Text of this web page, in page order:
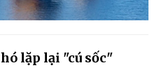
lặp lại "cú sốc"